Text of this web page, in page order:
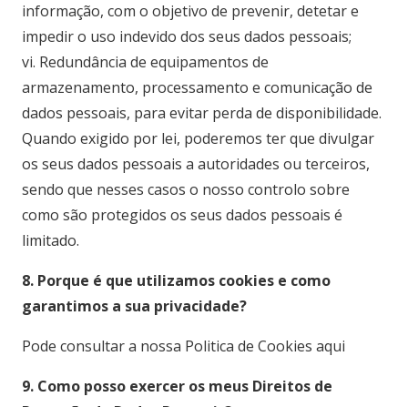
informação, com o objetivo de prevenir, detetar e
impedir o uso indevido dos seus dados pessoais;
vi. Redundância de equipamentos de
armazenamento, processamento e comunicação de
dados pessoais, para evitar perda de disponibilidade.
Quando exigido por lei, poderemos ter que divulgar
os seus dados pessoais a autoridades ou terceiros,
sendo que nesses casos o nosso controlo sobre
como são protegidos os seus dados pessoais é
limitado.
8. Porque é que utilizamos cookies e como
garantimos a sua privacidade?
Pode consultar a nossa Politica de Cookies aqui
9. Como posso exercer os meus Direitos de